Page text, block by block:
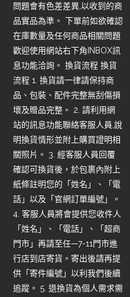
問題會有色差差異,以收到的商
品實品為準。 下單前如欲確認
在庫數量及任何商品相關問題
歡迎使用網站右下角INBOX訊
息功能洽詢。 換貨流程 換貨
流程 1. 換貨請一律請保持商
品、包裝、配件完整無刮傷損
壞及贈品完整。 2. 請利用網
站的訊息功能聯絡客服人員,說
明換貨情形並附上購買證明相
關照片。 3. 經客服人員回覆
確認可換貨後，於包裹內附上
紙條註明您的「姓名」、「電
話」以及「官網訂單編號」。
4. 客服人員將會提供您收件人
「姓名」、「電話」、「超商
門市」再請至任—7-11門市進
行店到店寄貨。寄出後請再提
供「寄件編號」以利我們後續
追蹤。 5. 退換貨為個人需求需